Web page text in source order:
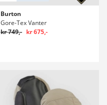
Burton
Gore-Tex Vanter
kr 749,- kr 675,-